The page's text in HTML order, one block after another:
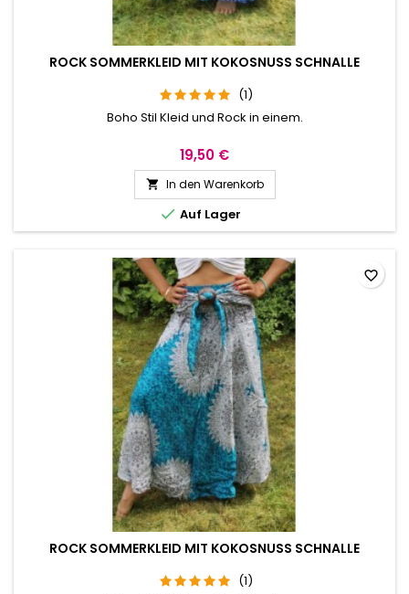
ROCK SOMMERKLEID MIT KOKOSNUSS SCHNALLE
(1)
Boho Stil Kleid und Rock in einem.
19,50 €
 In den Warenkorb
 Auf Lager
ROCK SOMMERKLEID MIT KOKOSNUSS SCHNALLE
(1)
favorite_border